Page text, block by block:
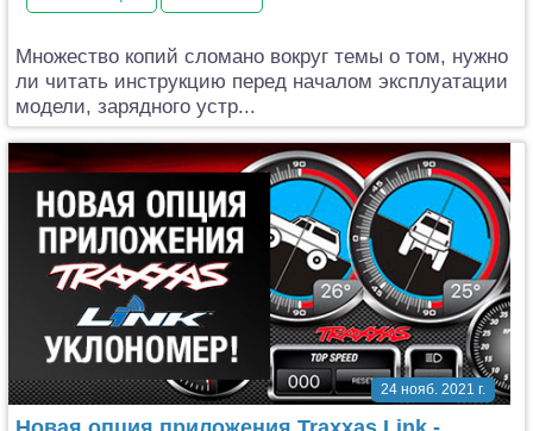
Множество копий сломано вокруг темы о том, нужно
ли читать инструкцию перед началом эксплуатации
модели, зарядного устр...
24 нояб. 2021 г.